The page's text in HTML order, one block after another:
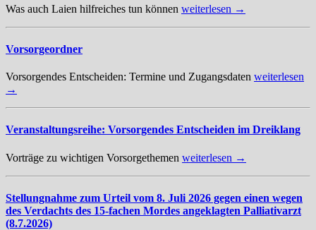
Was auch Laien hilfreiches tun können weiterlesen →
Vorsorgeordner
Vorsorgendes Entscheiden: Termine und Zugangsdaten weiterlesen
→
Veranstaltungsreihe: Vorsorgendes Entscheiden im Dreiklang
Vorträge zu wichtigen Vorsorgethemen weiterlesen →
Stellungnahme zum Urteil vom 8. Juli 2026 gegen einen wegen
des Verdachts des 15-fachen Mordes angeklagten Palliativarzt
(8.7.2026)